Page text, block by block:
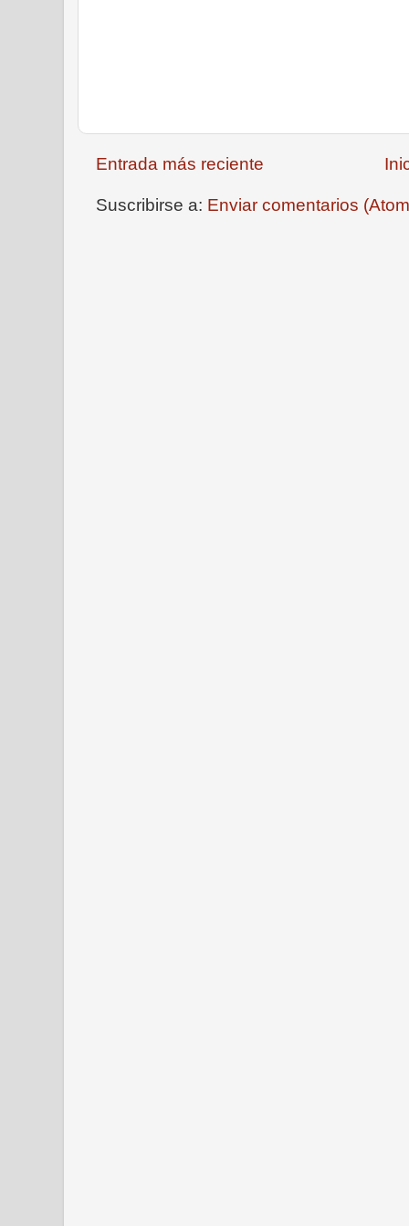
Entrada más reciente
Suscribirse a: Enviar comentarios